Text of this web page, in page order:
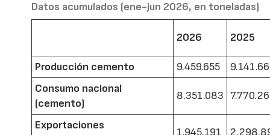
Datos acumulados (ene-jun 2026, en toneladas)
2026 2025
Producción cemento 9.459.655
Consumo nacional
(cemento)
8.351.083
Exportaciones
1.945.191